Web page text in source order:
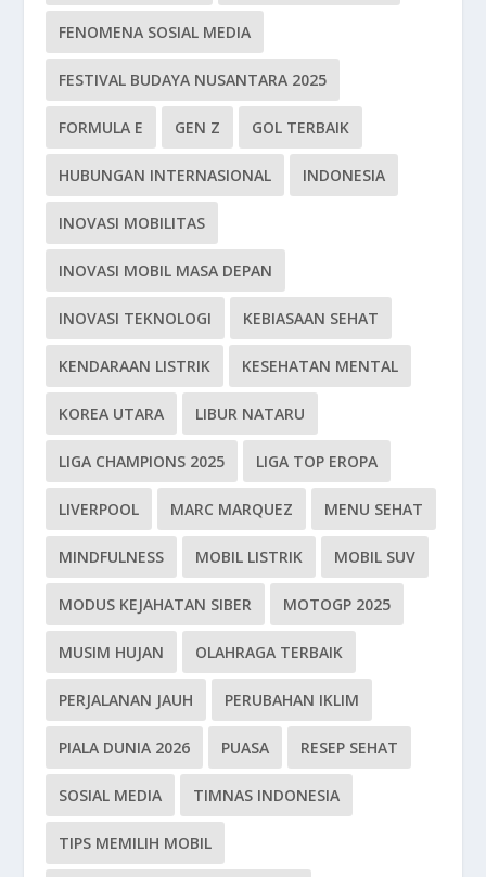
FENOMENA SOSIAL MEDIA
FESTIVAL BUDAYA NUSANTARA 2025
FORMULA E GEN Z GOL TERBAIK
HUBUNGAN INTERNASIONAL INDONESIA
INOVASI MOBILITAS
INOVASI MOBIL MASA DEPAN
INOVASI TEKNOLOGI KEBIASAAN SEHAT
KENDARAAN LISTRIK KESEHATAN MENTAL
KOREA UTARA LIBUR NATARU
LIGA CHAMPIONS 2025 LIGA TOP EROPA
LIVERPOOL MARC MARQUEZ MENU SEHAT
MINDFULNESS MOBIL LISTRIK MOBIL SUV
MODUS KEJAHATAN SIBER MOTOGP 2025
MUSIM HUJAN OLAHRAGA TERBAIK
PERJALANAN JAUH PERUBAHAN IKLIM
PIALA DUNIA 2026 PUASA RESEP SEHAT
SOSIAL MEDIA TIMNAS INDONESIA
TIPS MEMILIH MOBIL